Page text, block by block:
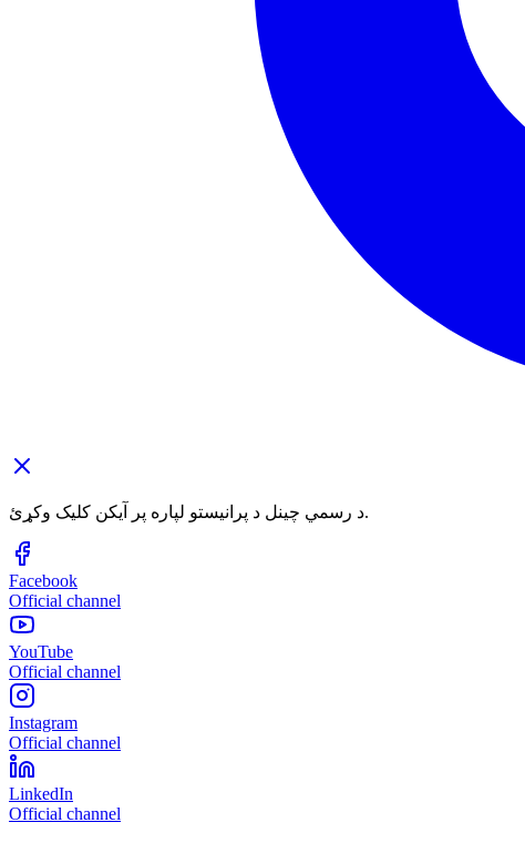
د رسمي چینل د پرانیستو لپاره پر آیکن کلیک وکړئ.
Facebook
Official channel
YouTube
Official channel
Instagram
Official channel
LinkedIn
Official channel